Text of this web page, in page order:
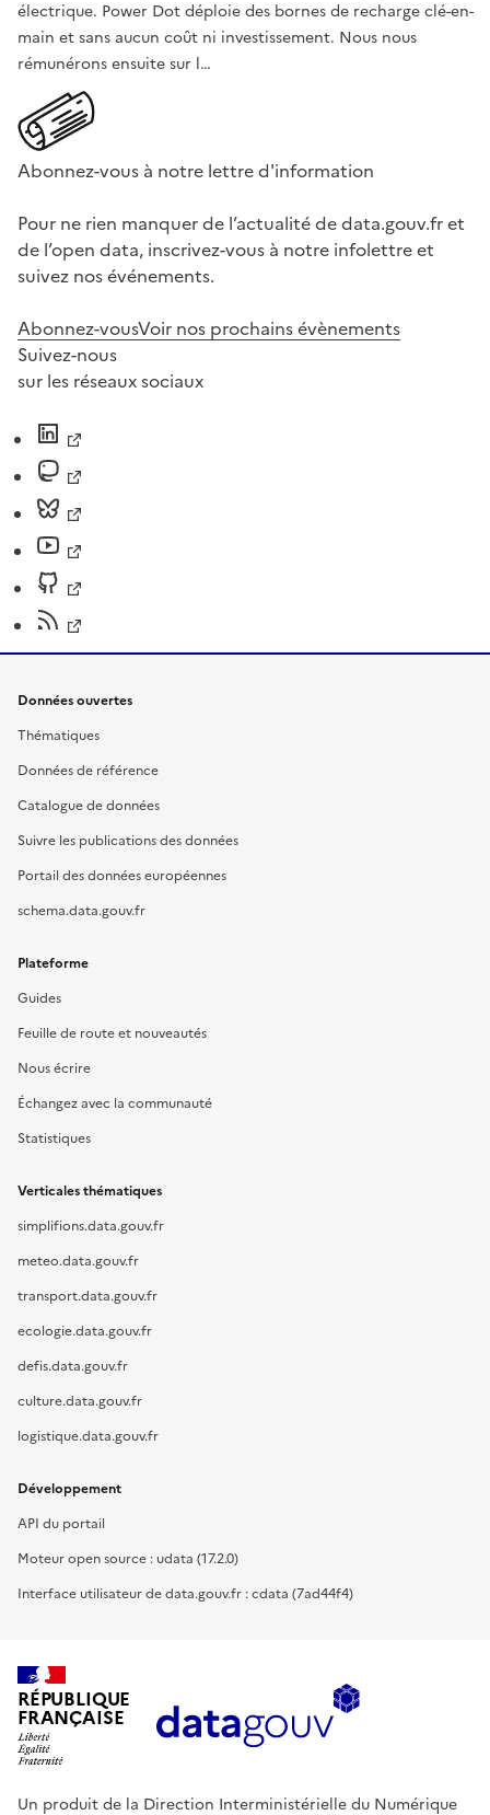
électrique. Power Dot déploie des bornes de recharge clé-en-
main et sans aucun coût ni investissement. Nous nous
rémunérons ensuite sur l…
Abonnez-vous à notre lettre d'information
Pour ne rien manquer de l’actualité de data.gouv.fr et
de l’open data, inscrivez-vous à notre infolettre et
suivez nos événements.
Abonnez-vousVoir nos prochains évènements
Suivez-nous
sur les réseaux sociaux
Données ouvertes
Thématiques
Données de référence
Catalogue de données
Suivre les publications des données
Portail des données européennes
schema.data.gouv.fr
Plateforme
Guides
Feuille de route et nouveautés
Nous écrire
Échangez avec la communauté
Statistiques
Verticales thématiques
simplifions.data.gouv.fr
meteo.data.gouv.fr
transport.data.gouv.fr
ecologie.data.gouv.fr
defis.data.gouv.fr
culture.data.gouv.fr
logistique.data.gouv.fr
Développement
API du portail
Moteur open source : udata (17.2.0)
Interface utilisateur de data.gouv.fr : cdata (7ad44f4)
RÉPUBLIQUE
FRANÇAISE
Un produit de la Direction Interministérielle du Numérique